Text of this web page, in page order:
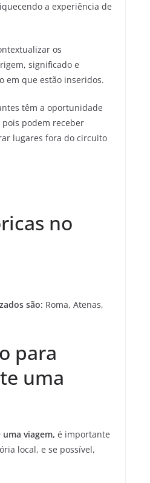
a experiência de
os
significado e
em que estão inseridos.
têm a oportunidade
pois podem receber
lugares fora do circuito
no
são: Roma, Atenas,
para
uma
viagem, é importante
local, e se possível,